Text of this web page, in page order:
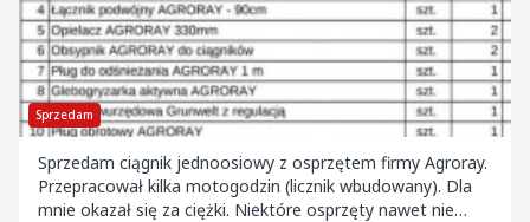
Sprzedam
Sprzedam ciągnik jednoosiowy z osprzętem firmy Agroray.
Przepracował kilka motogodzin (licznik wbudowany). Dla
mnie okazał się za ciężki. Niektóre osprzęty nawet nie